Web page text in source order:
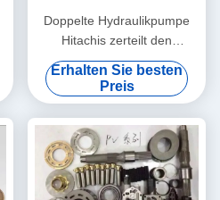
Doppelte Hydraulikpumpe
Hitachis zerteilt den
eingeschlossenen
Mittelbolzen-Kolbenschieber-
Platten-Zylinderblock
Erhalten Sie besten
Preis